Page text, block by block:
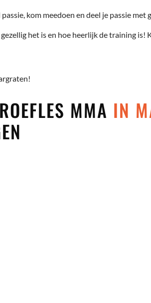
kom meedoen en deel je passie met
het is en hoe heerlijk de training
MMA IN